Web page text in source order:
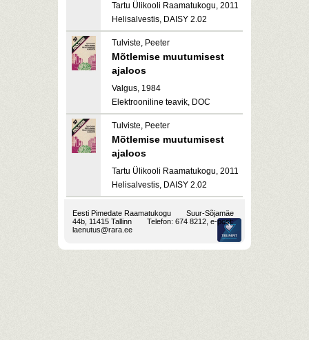
Tartu Ülikooli Raamatukogu, 2011
Helisalvestis, DAISY 2.02
Tulviste, Peeter
Mõtlemise muutumisest
ajaloos
Valgus, 1984
Elektrooniline teavik, DOC
Tulviste, Peeter
Mõtlemise muutumisest
ajaloos
Tartu Ülikooli Raamatukogu, 2011
Helisalvestis, DAISY 2.02
Eesti Pimedate Raamatukogu
Suur-Sõjamäe
44b, 11415 Tallinn
Telefon: 674 8212, e-post:
laenutus@rara.ee